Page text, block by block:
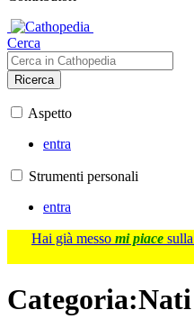
Cerca
Ricerca
Aspetto
entra
Strumenti personali
entra
Hai già messo mi piace sulla
Categoria: